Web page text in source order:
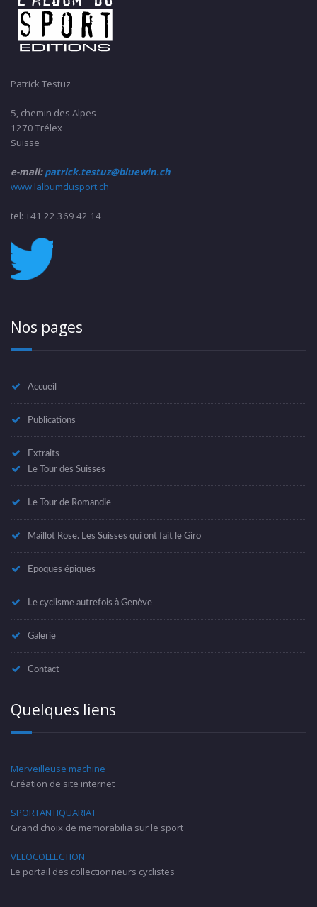
Patrick Testuz
5, chemin des Alpes
1270 Trélex
Suisse
e-mail:patrick.testuz@bluewin.ch
www.lalbumdusport.ch
tel: +41 22 369 42 14
Nos pages
Accueil
Publications
Extraits
Le Tour des Suisses
Le Tour de Romandie
Maillot Rose. Les Suisses qui ont fait le Giro
Epoques épiques
Le cyclisme autrefois à Genève
Galerie
Contact
Quelques liens
Merveilleuse machine
Création de site internet
SPORTANTIQUARIAT
Grand choix de memorabilia sur le sport
VELOCOLLECTION
Le portail des collectionneurs cyclistes